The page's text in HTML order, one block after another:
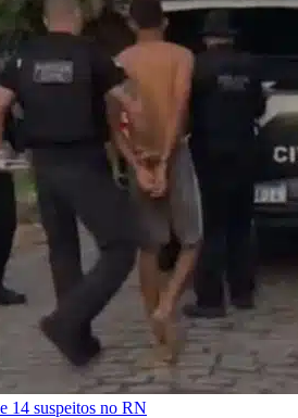
14 suspeitos no RN